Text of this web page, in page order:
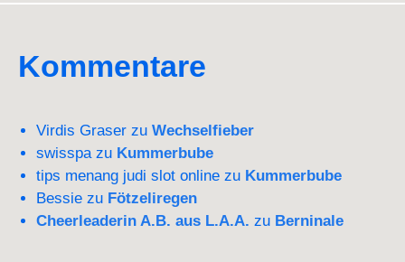
Kommentare
Virdis Graser zu Wechselfieber
swisspa zu Kummerbube
tips menang judi slot online zu Kummerbube
Bessie zu Fötzeliregen
Cheerleaderin A.B. aus L.A.A. zu Berninale